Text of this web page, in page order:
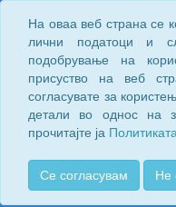
На оваа веб страна се
лични податоци и
подобрување на
присуство на веб
согласувате за
детали во однос на
прочитајте ја
Се согласувам Не